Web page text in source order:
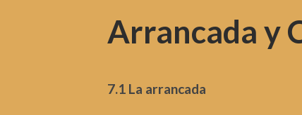
Arrancada y
7.1 La arrancada